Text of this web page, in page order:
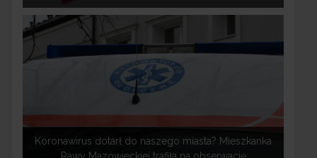
Koronawirus dotarł do naszego miasta? Mieszkanka